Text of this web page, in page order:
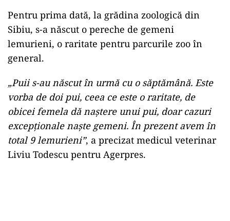
Pentru prima dată, la grădina zoologică din
Sibiu, s-a născut o pereche de gemeni
lemurieni, o raritate pentru parcurile zoo în
general.
„Puii s-au născut în urmă cu o săptămână. Este
vorba de doi pui, ceea ce este o raritate, de
obicei femela dă naştere unui pui, doar cazuri
excepţionale naşte gemeni. În prezent avem în
total 9 lemurieni”, a precizat medicul veterinar
Liviu Todescu pentru Agerpres.